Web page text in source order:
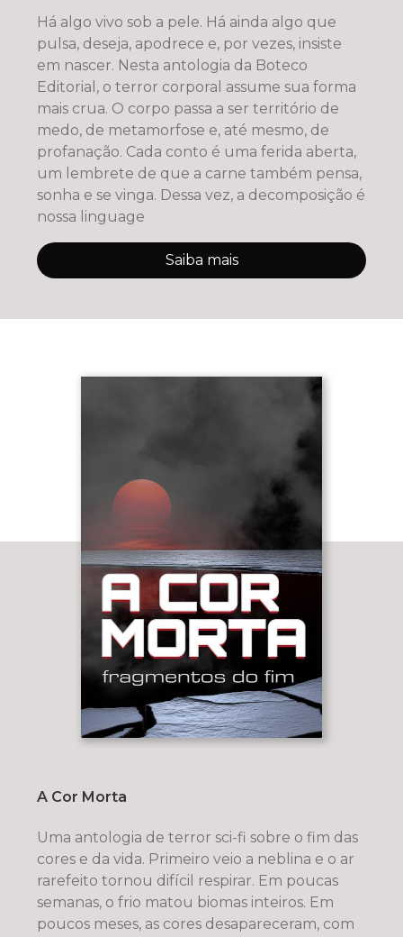
Há algo vivo sob a pele. Há ainda algo que
pulsa, deseja, apodrece e, por vezes, insiste
em nascer. Nesta antologia da Boteco
Editorial, o terror corporal assume sua forma
mais crua. O corpo passa a ser território de
medo, de metamorfose e, até mesmo, de
profanação. Cada conto é uma ferida aberta,
um lembrete de que a carne também pensa,
sonha e se vinga. Dessa vez, a decomposição é
nossa linguage
Saiba mais
A Cor Morta
Uma antologia de terror sci-fi sobre o fim das
cores e da vida. Primeiro veio a neblina e o ar
rarefeito tornou difícil respirar. Em poucas
semanas, o frio matou biomas inteiros. Em
poucos meses, as cores desapareceram, com